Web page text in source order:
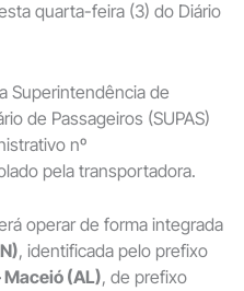
quarta-feira (3) do Diário
Superintendência de
de Passageiros (SUPAS)
nº
pela transportadora.
operar de forma integrada
, identificada pelo prefixo
Maceió (AL), de prefixo